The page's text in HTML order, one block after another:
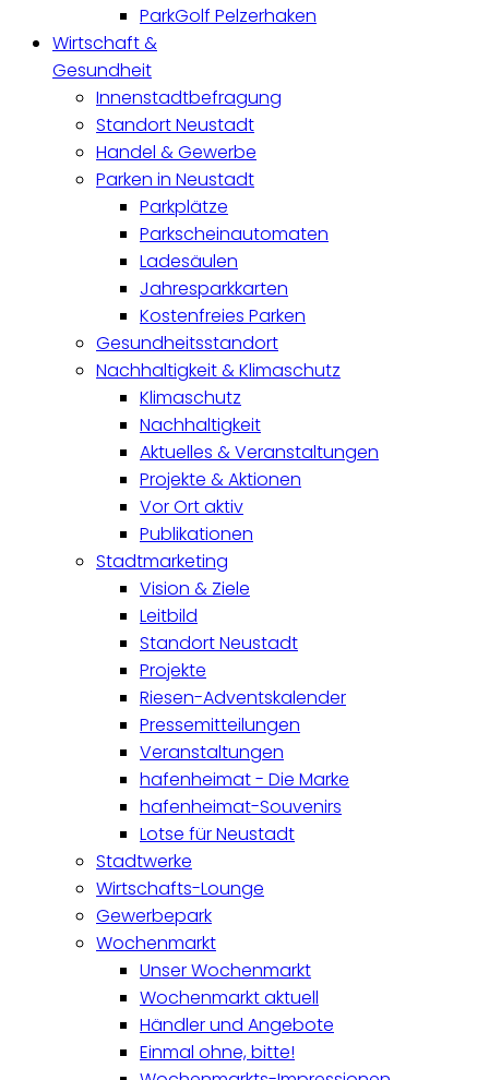
ParkGolf Pelzerhaken
Wirtschaft &
Gesundheit
Innenstadtbefragung
Standort Neustadt
Handel & Gewerbe
Parken in Neustadt
Parkplätze
Parkscheinautomaten
Ladesäulen
Jahresparkkarten
Kostenfreies Parken
Gesundheitsstandort
Nachhaltigkeit & Klimaschutz
Klimaschutz
Nachhaltigkeit
Aktuelles & Veranstaltungen
Projekte & Aktionen
Vor Ort aktiv
Publikationen
Stadtmarketing
Vision & Ziele
Leitbild
Standort Neustadt
Projekte
Riesen-Adventskalender
Pressemitteilungen
Veranstaltungen
hafenheimat - Die Marke
hafenheimat-Souvenirs
Lotse für Neustadt
Stadtwerke
Wirtschafts-Lounge
Gewerbepark
Wochenmarkt
Unser Wochenmarkt
Wochenmarkt aktuell
Händler und Angebote
Einmal ohne, bitte!